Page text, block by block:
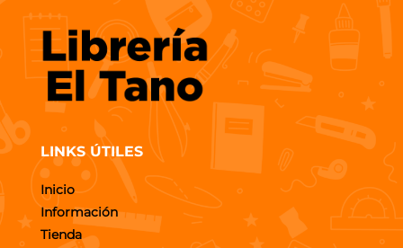
LINKS ÚTILES
Inicio
Información
Tienda